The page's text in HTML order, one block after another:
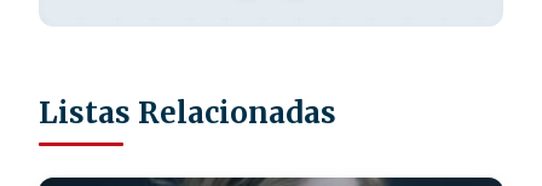
Listas Relacionadas